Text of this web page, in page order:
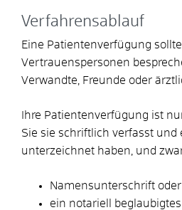
Verfahrensablauf
Eine Patientenverfügung
Vertrauenspersonen
Verwandte, Freunde oder
Ihre Patientenverfügung ist
Sie sie schriftlich verfasst und
unterzeichnet haben, und
Namensunterschrift oder
ein notariell beglaubigtes